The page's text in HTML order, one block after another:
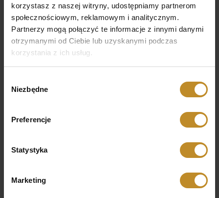
korzystasz z naszej witryny, udostępniamy partnerom
społecznościowym, reklamowym i analitycznym.
Partnerzy mogą połączyć te informacje z innymi danymi
otrzymanymi od Ciebie lub uzyskanymi podczas
korzystania z ich usług.
zgody
Niezbędne
Preferencje
Statystyka
Marketing
Reumatologia
Badania
Fizjoterapia
są wszyscy, bez względu na płeć…
Czytaj więcej